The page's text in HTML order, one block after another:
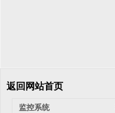
返回网站首页
监控系统